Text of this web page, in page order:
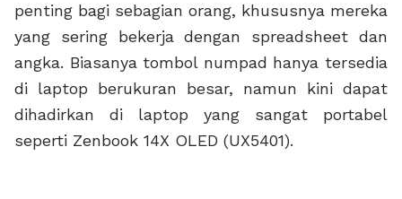
penting bagi sebagian orang, khususnya mereka
yang sering bekerja dengan spreadsheet dan
angka. Biasanya tombol numpad hanya tersedia
di laptop berukuran besar, namun kini dapat
dihadirkan di laptop yang sangat portabel
seperti Zenbook 14X OLED (UX5401).